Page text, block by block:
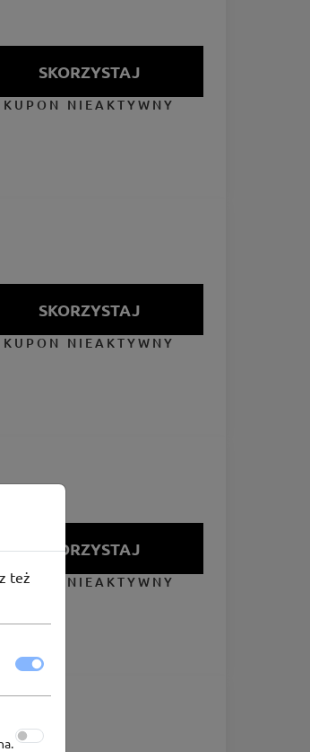
SKORZYSTAJ
KUPON NIEAKTYWNY
SKORZYSTAJ
KUPON NIEAKTYWNY
SKORZYSTAJ
KUPON NIEAKTYWNY
też